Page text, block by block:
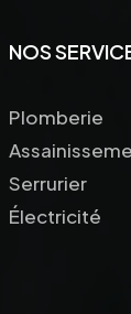
NOS
Plomberie
Serrurier
Électricité